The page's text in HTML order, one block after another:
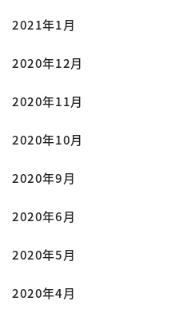
2021年1月
2020年12月
2020年11月
2020年10月
2020年9月
2020年6月
2020年5月
2020年4月